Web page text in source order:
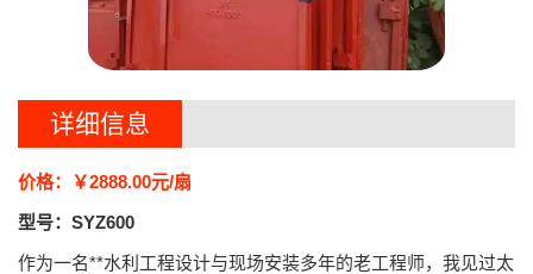
详细信息
价格：￥2888.00元/扇
型号：SYZ600
作为一名**水利工程设计与现场安装多年的老工程师，我见过太